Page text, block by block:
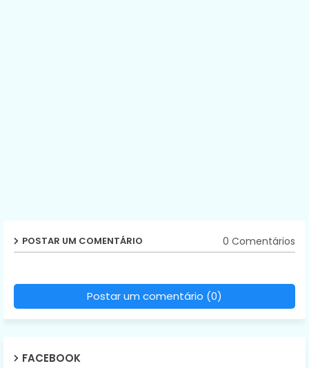
POSTAR UM COMENTÁRIO 0 Comentários
Postar um comentário (0)
FACEBOOK